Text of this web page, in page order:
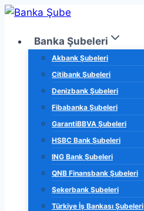
Skip
contentBanka Şubeleri
Akbank Şubeleri
Citibank Şubeleri
Denizbank Şubeleri
Fibabanka Şubeleri
GarantiBBVA Şubeleri
HSBC Bank Şubeleri
ING Bank Şubeleri
QNB Finansbank Şubeleri
Şekerbank Şubeleri
Türkiye İş Bankası Şubeleri